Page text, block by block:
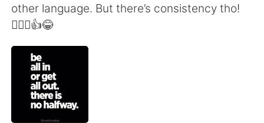
English 简体中文
繁體中文
Français
日本語
other language. But there’s consistency tho!
🤦🏽‍♀️👍😂